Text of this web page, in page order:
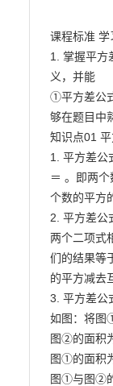
课程标准 学
1. 掌握平方
义，并能
①平方差公
够在题目中
知识点01
1. 平方差公
＝ 。即两
个数的平方
2. 平方差公
两个二项式
们的结果等
的平方减去
3. 平方差公
如图：将图
图②的面积
图①的面积
图①与图②